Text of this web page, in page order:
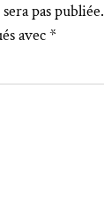
pas publiée.
avec*